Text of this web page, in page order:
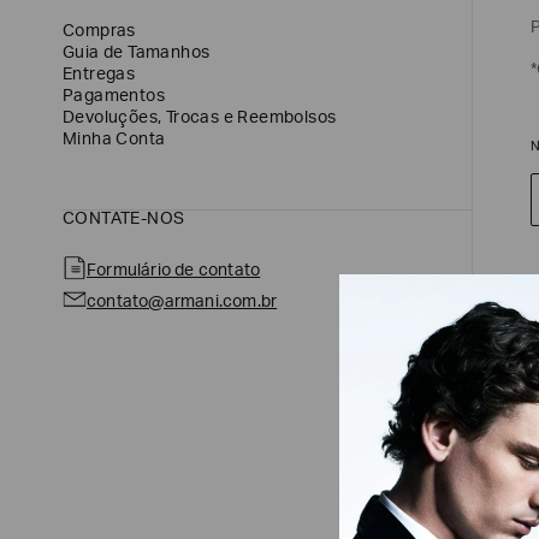
Compras
Guia de Tamanhos
Entregas
Pagamentos
Devoluções, Trocas e Reembolsos
Minha Conta
CONTATE-NOS
Formulário de contato
contato@armani.com.br